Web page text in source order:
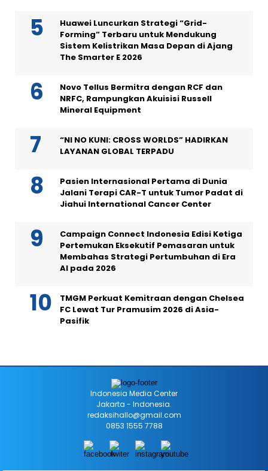
Huawei Luncurkan Strategi “Grid-
Forming” Terbaru untuk Mendukung
Sistem Kelistrikan Masa Depan di Ajang
The Smarter E 2026
Novo Tellus Bermitra dengan RCF dan
NRFC, Rampungkan Akuisisi Russell
Mineral Equipment
“NI NO KUNI: CROSS WORLDS” HADIRKAN
LAYANAN GLOBAL TERPADU
Pasien Internasional Pertama di Dunia
Jalani Terapi CAR-T untuk Tumor Padat di
Jiahui International Cancer Center
Campaign Connect Indonesia Edisi Ketiga
Pertemukan Eksekutif Pemasaran untuk
Membahas Strategi Pertumbuhan di Era
AI pada 2026
TMGM Perkuat Kemitraan dengan Chelsea
FC Lewat Tur Pramusim 2026 di Asia-
Pasifik
Indonesia Media Center
Jakarta - Indonesia.
redaksihallo@gmail.com
0853 1555 7788